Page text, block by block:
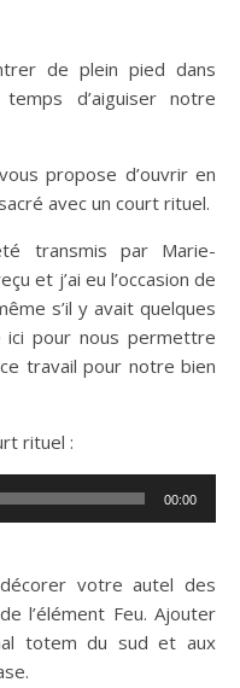
de plein pied dans
d’aiguiser notre
propose d’ouvrir en
avec un court rituel.
transmis par Marie-
et j’ai eu l’occasion de
s’il y avait quelques
ici pour nous permettre
travail pour notre bien
rituel :
00:00
votre autel des
l’élément Feu. Ajouter
totem du sud et aux